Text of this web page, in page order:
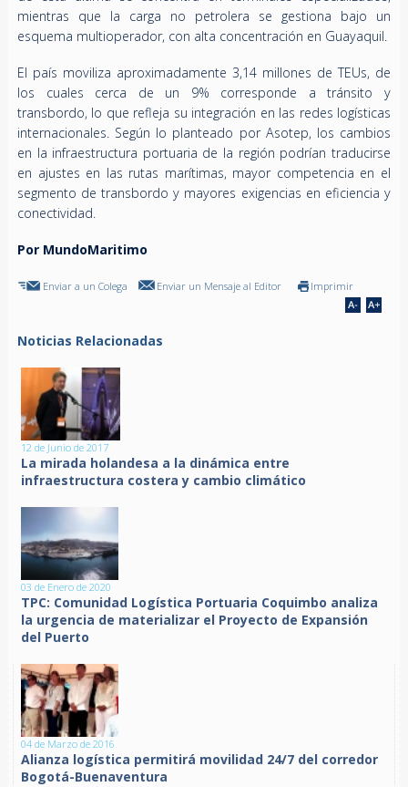
mientras que la carga no petrolera se gestiona bajo un
esquema multioperador, con alta concentración en Guayaquil.
El país moviliza aproximadamente 3,14 millones de TEUs, de
los cuales cerca de un 9% corresponde a tránsito y
transbordo, lo que refleja su integración en las redes logísticas
internacionales. Según lo planteado por Asotep, los cambios
en la infraestructura portuaria de la región podrían traducirse
en ajustes en las rutas marítimas, mayor competencia en el
segmento de transbordo y mayores exigencias en eficiencia y
conectividad.
Por MundoMaritimo
Enviar a un Colega Enviar un Mensaje al Editor Imprimir
Noticias Relacionadas
12 de Junio de 2017
La mirada holandesa a la dinámica entre
infraestructura costera y cambio climático
03 de Enero de 2020
TPC: Comunidad Logística Portuaria Coquimbo analiza
la urgencia de materializar el Proyecto de Expansión
del Puerto
04 de Marzo de 2016
Alianza logística permitirá movilidad 24/7 del corredor
Bogotá-Buenaventura